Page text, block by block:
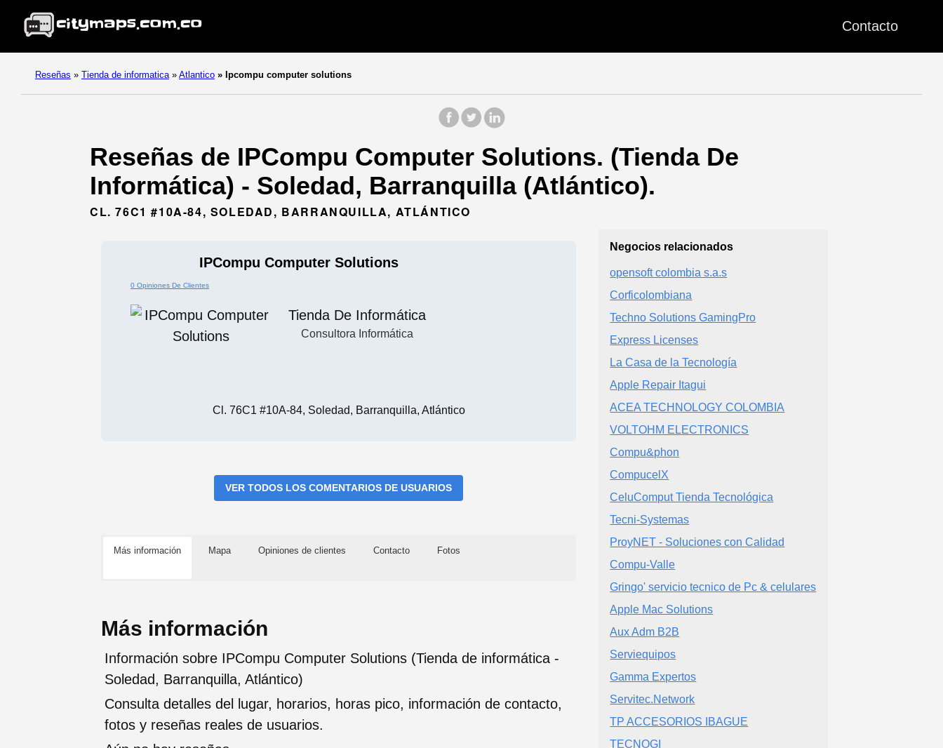
Contacto
Reseñas » Tienda de informatica » Atlantico » Ipcompu computer solutions
Reseñas de IPCompu Computer Solutions. (Tienda De
Informática) - Soledad, Barranquilla (Atlántico).
CL. 76C1 #10A-84, SOLEDAD, BARRANQUILLA, ATLÁNTICO
IPCompu Computer Solutions
0 Opiniones De Clientes
Tienda De Informática
Consultora Informática
Cl. 76C1 #10A-84, Soledad, Barranquilla, Atlántico
VER TODOS LOS COMENTARIOS DE USUARIOS
Más información Mapa Opiniones de clientes Contacto Fotos
Más información
Información sobre IPCompu Computer Solutions (Tienda de informática -
Soledad, Barranquilla, Atlántico)
Consulta detalles del lugar, horarios, horas pico, información de contacto,
fotos y reseñas reales de usuarios.
Negocios relacionados
opensoft colombia s.a.s
Corficolombiana
Techno Solutions GamingPro
Express Licenses
La Casa de la Tecnología
Apple Repair Itagui
ACEA TECHNOLOGY COLOMBIA
VOLTOHM ELECTRONICS
Compu&phon
CompucelX
CeluComput Tienda Tecnológica
Tecni-Systemas
ProyNET - Soluciones con Calidad
Compu-Valle
Gringo' servicio tecnico de Pc & celulares
Apple Mac Solutions
Aux Adm B2B
Serviequipos
Gamma Expertos
Servitec.Network
TP ACCESORIOS IBAGUE
TECNOGI